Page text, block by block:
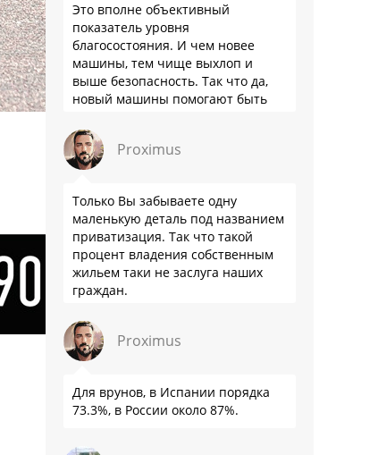
Это вполне объективный
показатель уровня
благосостояния. И чем новее
машины, тем чище выхлоп и
выше безопасность. Так что да,
новый машины помогают быть
Proximus
Только Вы забываете одну
маленькую деталь под названием
приватизация. Так что такой
процент владения собственным
жильем таки не заслуга наших
граждан.
Proximus
Для врунов, в Испании порядка
73.3%, в России около 87%.